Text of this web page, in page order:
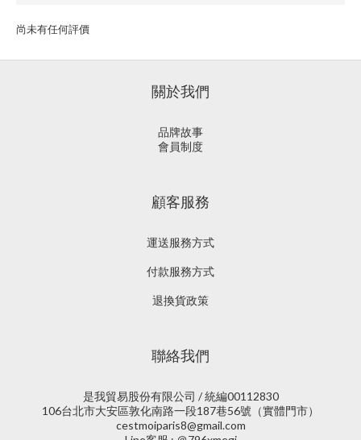
尚未有任何評價
關於我們
品牌故事
會員制度
顧客服務
運送服務方式
付款服務方式
退換貨政策
聯絡我們
是我貿易股份有限公司 / 統編00112830
106台北市大安區敦化南路一段187巷56號（實體門市）
cestmoiparis8@gmail.com